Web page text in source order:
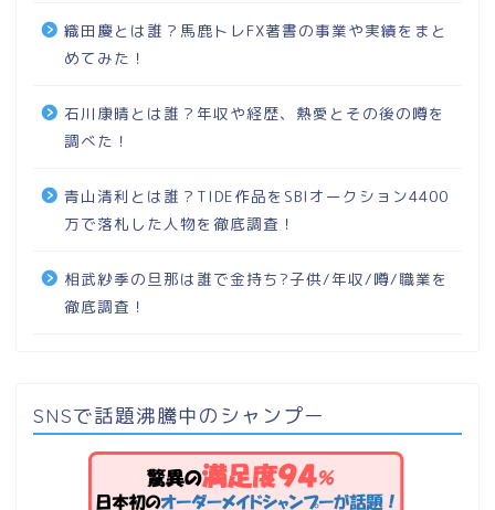
織田慶とは誰？馬鹿トレFX著書の事業や実績をまと
めてみた！
石川康晴とは誰？年収や経歴、熱愛とその後の噂を
調べた！
青山清利とは誰？TIDE作品をSBIオークション4400
万で落札した人物を徹底調査！
相武紗季の旦那は誰で金持ち?子供/年収/噂/職業を
徹底調査！
SNSで話題沸騰中のシャンプー